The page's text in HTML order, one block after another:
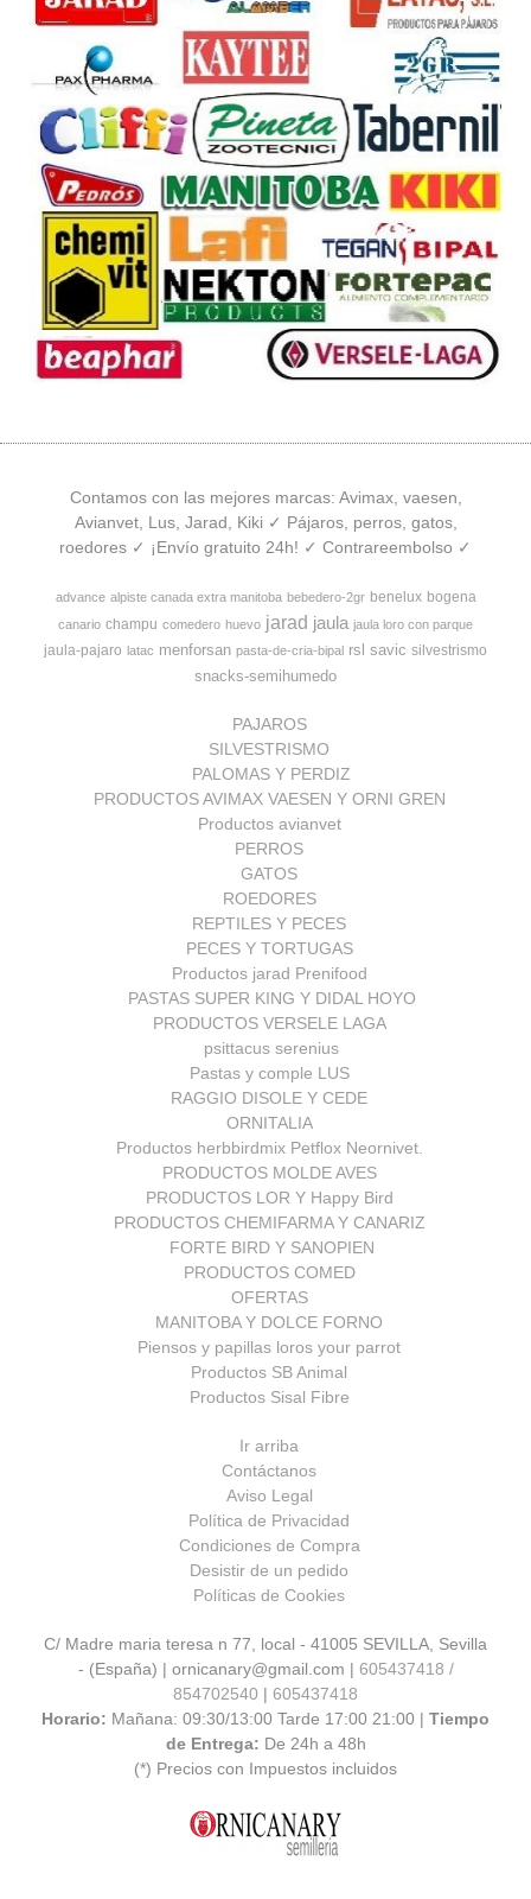
Contamos con las mejores marcas: Avimax, vaesen,
Avianvet, Lus, Jarad, Kiki ✓ Pájaros, perros, gatos,
roedores ✓ ¡Envío gratuito 24h! ✓ Contrareembolso ✓
advance alpiste canada extra manitoba bebedero-2gr benelux bogena
canario champu comedero huevo jarad jaula jaula loro con parque
jaula-pajaro latac menforsan pasta-de-cria-bipal rsl savic silvestrismo
snacks-semihumedo
PAJAROS
SILVESTRISMO
PALOMAS Y PERDIZ
PRODUCTOS AVIMAX VAESEN Y ORNI GREN
Productos avianvet
PERROS
GATOS
ROEDORES
REPTILES Y PECES
PECES Y TORTUGAS
Productos jarad Prenifood
PASTAS SUPER KING Y DIDAL HOYO
PRODUCTOS VERSELE LAGA
psittacus serenius
Pastas y comple LUS
RAGGIO DISOLE Y CEDE
ORNITALIA
Productos herbbirdmix Petflox Neornivet.
PRODUCTOS MOLDE AVES
PRODUCTOS LOR Y Happy Bird
PRODUCTOS CHEMIFARMA Y CANARIZ
FORTE BIRD Y SANOPIEN
PRODUCTOS COMED
OFERTAS
MANITOBA Y DOLCE FORNO
Piensos y papillas loros your parrot
Productos SB Animal
Productos Sisal Fibre
Ir arriba
Contáctanos
Aviso Legal
Política de Privacidad
Condiciones de Compra
Desistir de un pedido
Políticas de Cookies
C/ Madre maria teresa n 77, local - 41005 SEVILLA, Sevilla
- (España) | ornicanary@gmail.com | 605437418 /
854702540 | 605437418
Horario: Mañana: 09:30/13:00 Tarde 17:00 21:00 | Tiempo
de Entrega: De 24h a 48h
(*) Precios con Impuestos incluidos